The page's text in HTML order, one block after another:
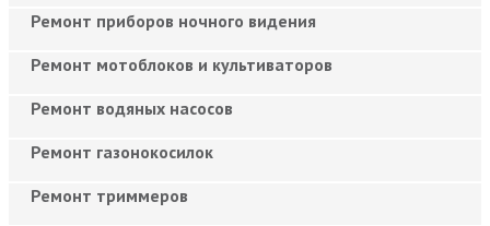
Ремонт приборов ночного видения
Ремонт мотоблоков и культиваторов
Ремонт водяных насосов
Ремонт газонокосилок
Ремонт триммеров